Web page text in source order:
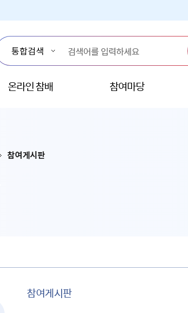
온라인 참배 참여마당
참여게시판
참여게시판